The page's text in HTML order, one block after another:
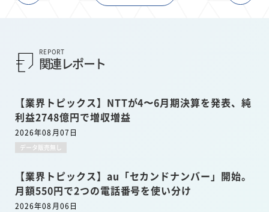
REPORT
関連レポート
【業界トピックス】NTTが4〜6月期決算を発表、純
利益2748億円で増収増益
2026年08月07日
データ販売無し
【業界トピックス】au「セカンドナンバー」開始。
月額550円で2つの電話番号を使い分け
2026年08月06日